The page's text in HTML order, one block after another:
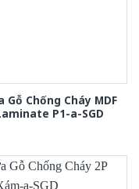
Gỗ Chống Cháy MDF
P1-a-SGD